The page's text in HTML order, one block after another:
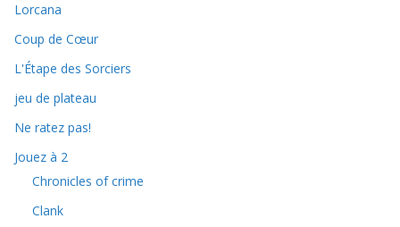
Lorcana
Coup de Cœur
L'Étape des Sorciers
jeu de plateau
Ne ratez pas!
Jouez à 2
Chronicles of crime
Clank